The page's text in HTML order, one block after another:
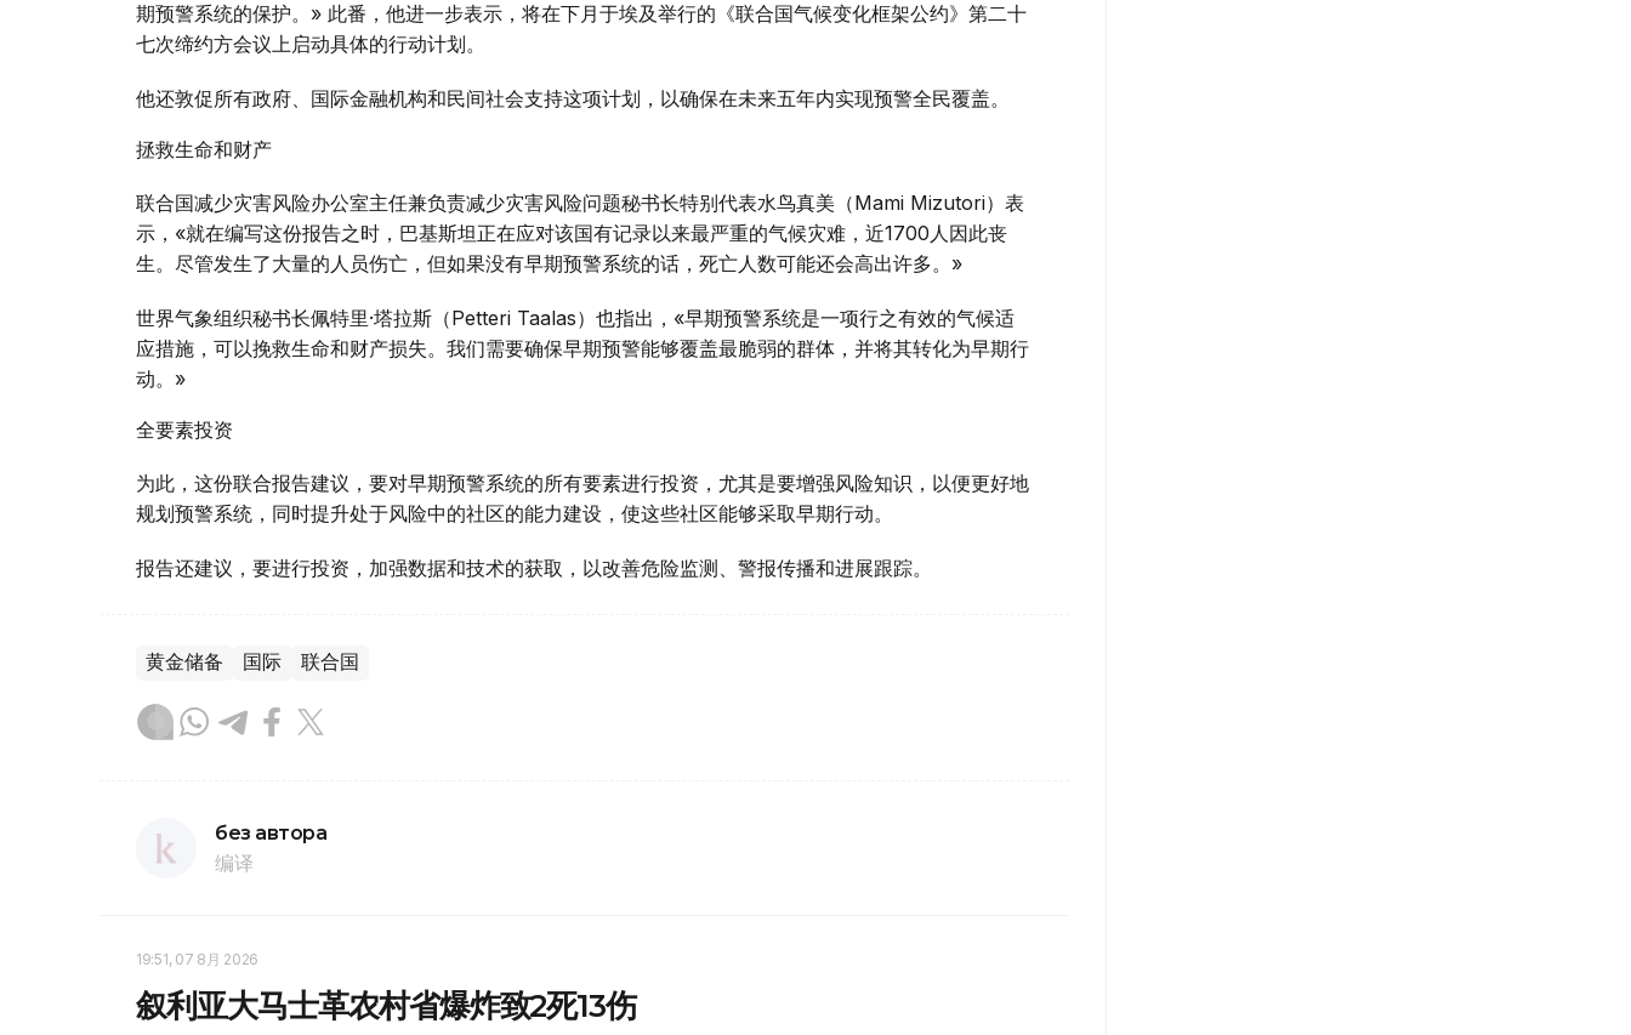
期预警系统的保护。» 此番，他进一步表示，将在下月于埃及举行的《联合国气候变化框架公约》第二十
七次缔约方会议上启动具体的行动计划。
他还敦促所有政府、国际金融机构和民间社会支持这项计划，以确保在未来五年内实现预警全民覆盖。
拯救生命和财产
联合国减少灾害风险办公室主任兼负责减少灾害风险问题秘书长特别代表水鸟真美（Mami Mizutori）表
示，«就在编写这份报告之时，巴基斯坦正在应对该国有记录以来最严重的气候灾难，近1700人因此丧
生。尽管发生了大量的人员伤亡，但如果没有早期预警系统的话，死亡人数可能还会高出许多。»
世界气象组织秘书长佩特里·塔拉斯（Petteri Taalas）也指出，«早期预警系统是一项行之有效的气候适
应措施，可以挽救生命和财产损失。我们需要确保早期预警能够覆盖最脆弱的群体，并将其转化为早期行
动。»
全要素投资
为此，这份联合报告建议，要对早期预警系统的所有要素进行投资，尤其是要增强风险知识，以便更好地
规划预警系统，同时提升处于风险中的社区的能力建设，使这些社区能够采取早期行动。
报告还建议，要进行投资，加强数据和技术的获取，以改善危险监测、警报传播和进展跟踪。
黄金储备 国际 联合国
без автора
编译
19:51, 07 8月 2026
叙利亚大马士革农村省爆炸致2死13伤